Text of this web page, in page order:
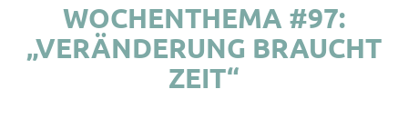
WOCHENTHEMA #97:
„VERÄNDERUNG BRAUCHT
ZEIT“